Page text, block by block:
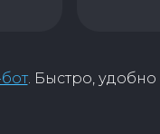
. Быстро,